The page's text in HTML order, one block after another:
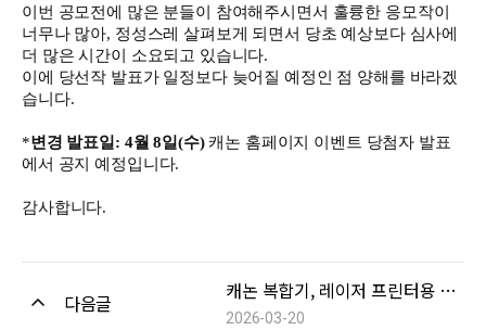
이번 공모전에 많은 분들이 참여해주시면서 훌륭한 응모작이
너무나 많아, 정성스레 살펴보게 되면서 당초 예상보다 심사에
더 많은 시간이 소요되고 있습니다.
이에 당선작 발표가 일정보다 늦어질 예정인 점 양해를 바라겠
습니다.
*변경 발표일: 4월 8일(수)캐논 홈페이지 이벤트 당첨자 발표
에서 공지 예정입니다.
감사합니다.
다음글
캐논 복합기, 레이저 프린터용 특정 프린터 취약점 완화/개선
2026-03-20